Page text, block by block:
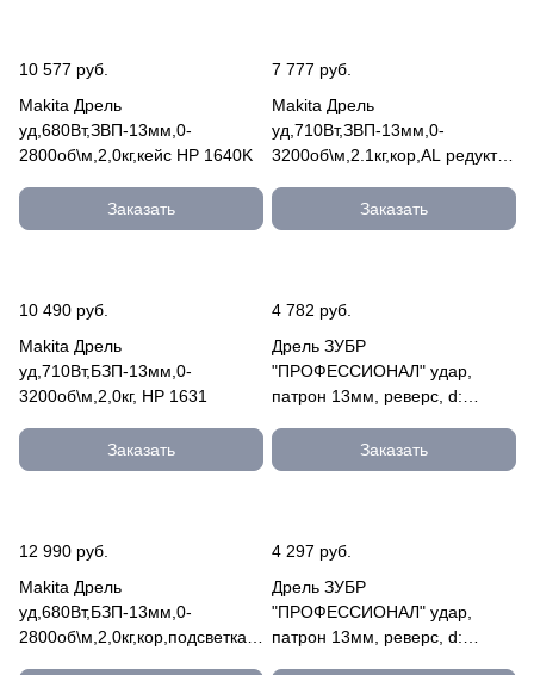
10 577 руб.
Makita Дрель
уд,680Вт,ЗВП-13мм,0-
2800об\м,2,0кг,кейс HP 1640K
Заказать
7 777 руб.
Makita Дрель
уд,710Вт,ЗВП-13мм,0-
3200об\м,2.1кг,кор,AL редуктор
Заказать
10 490 руб.
Makita Дрель
уд,710Вт,БЗП-13мм,0-
3200об\м,2,0кг, HP 1631
Заказать
4 782 руб.
Дрель ЗУБР
"ПРОФЕССИОНАЛ" удар,
патрон 13мм, реверс, d:
дерево-20мм, 0-3000об/
ЗДУ-780 ЭРКМ2
Заказать
12 990 руб.
Makita Дрель
уд,680Вт,БЗП-13мм,0-
2800об\м,2,0кг,кор,подсветка
4 297 руб.
Дрель ЗУБР
"ПРОФЕССИОНАЛ" удар,
патрон 13мм, реверс, d: